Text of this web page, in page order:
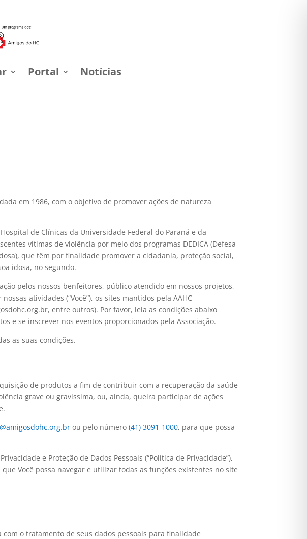
Portal Notícias
em 1986, com o objetivo de promover ações de natureza
de Clínicas da Universidade Federal do Paraná e da
vítimas de violência por meio dos programas DEDICA (Defesa
que têm por finalidade promover a cidadania, proteção social,
idosa, no segundo.
pelos nossos benfeitores, público atendido em nossos projetos,
atividades (“Você”), os sites mantidos pela AAHC
entre outros). Por favor, leia as condições abaixo
e se inscrever nos eventos proporcionados pela Associação.
as suas condições.
de produtos a fim de contribuir com a recuperação da saúde
grave ou gravíssima, ou, ainda, queira participar de ações
ou pelo número(41) 3091-1000, para que possa
e Proteção de Dados Pessoais (“Política de Privacidade”),
Você possa navegar e utilizar todas as funções existentes no site
o tratamento de seus dados pessoais para finalidade